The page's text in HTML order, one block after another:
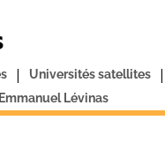
| Universités satellites |
Lévinas